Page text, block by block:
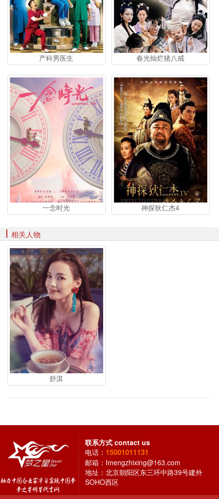
产科男医生 春光灿烂猪八戒
一念时光 神探狄仁杰4
相关人物
舒淇
联系方式contact us
电话： 15001011131
邮箱： Imengzhixing@163.com
地址：北京朝阳区东三环中路39号建外
SOHO西区